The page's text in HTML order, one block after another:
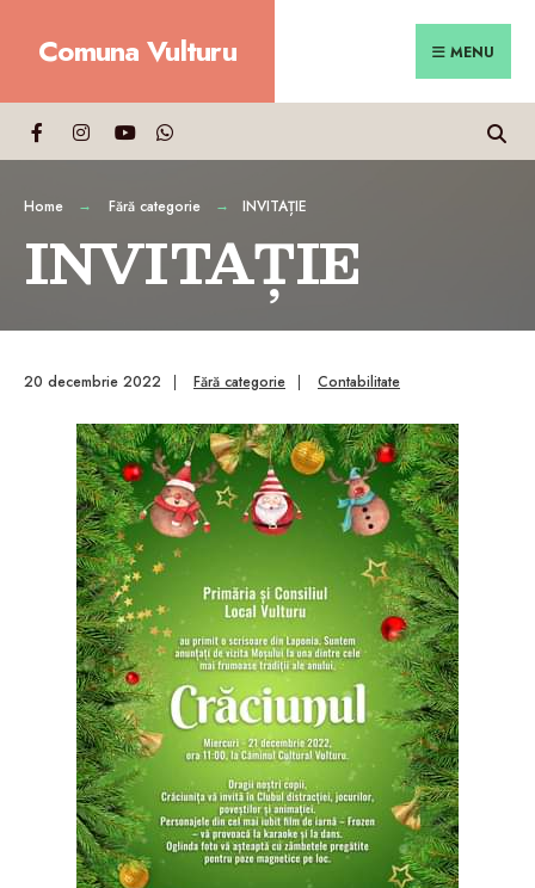
Comuna Vulturu MENU
Home Fără categorie INVITAȚIE
INVITAȚIE
20 decembrie 2022 | Fără categorie | Contabilitate
for:
Close